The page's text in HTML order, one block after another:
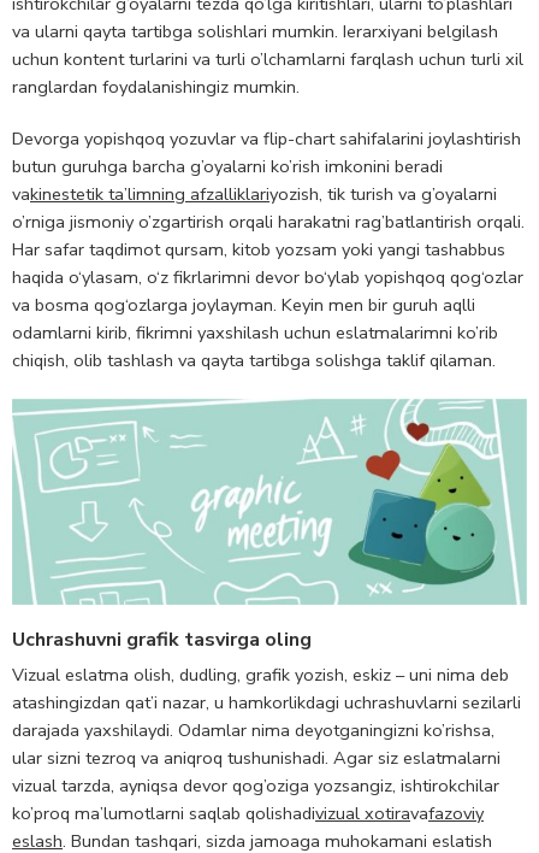
va ularni qayta tartibga solishlari mumkin. Ierarxiyani belgilash
uchun kontent turlarini va turli o’lchamlarni farqlash uchun turli xil
ranglardan foydalanishingiz mumkin.
Devorga yopishqoq yozuvlar va flip-chart sahifalarini joylashtirish
butun guruhga barcha g’oyalarni ko’rish imkonini beradi
vakinestetik ta’limning afzalliklariyozish, tik turish va g’oyalarni
o’rniga jismoniy o’zgartirish orqali harakatni rag’batlantirish orqali.
Har safar taqdimot qursam, kitob yozsam yoki yangi tashabbus
haqida o‘ylasam, o‘z fikrlarimni devor bo‘ylab yopishqoq qog‘ozlar
va bosma qog‘ozlarga joylayman. Keyin men bir guruh aqlli
odamlarni kirib, fikrimni yaxshilash uchun eslatmalarimni ko’rib
chiqish, olib tashlash va qayta tartibga solishga taklif qilaman.
Uchrashuvni grafik tasvirga oling
Vizual eslatma olish, dudling, grafik yozish, eskiz – uni nima deb
atashingizdan qat’i nazar, u hamkorlikdagi uchrashuvlarni sezilarli
darajada yaxshilaydi. Odamlar nima deyotganingizni ko’rishsa,
ular sizni tezroq va aniqroq tushunishadi. Agar siz eslatmalarni
vizual tarzda, ayniqsa devor qog’oziga yozsangiz, ishtirokchilar
ko’proq ma’lumotlarni saqlab qolishadivizual xotiravafazoviy
eslash. Bundan tashqari, sizda jamoaga muhokamani eslatish